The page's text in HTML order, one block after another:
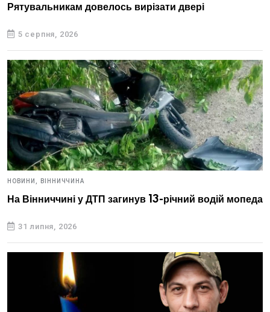
Рятувальникам довелось вирізати двері
5 серпня, 2026
НОВИНИ, ВІННИЧЧИНА
На Вінниччині у ДТП загинув 13-річний водій мопеда
31 липня, 2026